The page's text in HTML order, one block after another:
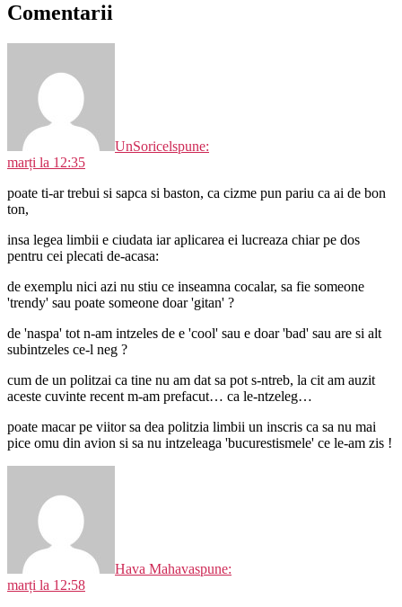
Comentarii
UnSoricelspune:
marți la 12:35
poate ti-ar trebui si sapca si baston, ca cizme pun pariu ca ai de bon
ton,
insa legea limbii e ciudata iar aplicarea ei lucreaza chiar pe dos
pentru cei plecati de-acasa:
de exemplu nici azi nu stiu ce inseamna cocalar, sa fie someone
'trendy' sau poate someone doar 'gitan' ?
de 'naspa' tot n-am intzeles de e 'cool' sau e doar 'bad' sau are si alt
subintzeles ce-l neg ?
cum de un politzai ca tine nu am dat sa pot s-ntreb, la cit am auzit
aceste cuvinte recent m-am prefacut… ca le-ntzeleg…
poate macar pe viitor sa dea politzia limbii un inscris ca sa nu mai
pice omu din avion si sa nu intzeleaga 'bucurestismele' ce le-am zis !
Hava Mahavaspune:
marți la 12:58